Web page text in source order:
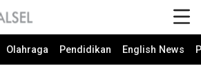
Olahraga Pendidikan English News